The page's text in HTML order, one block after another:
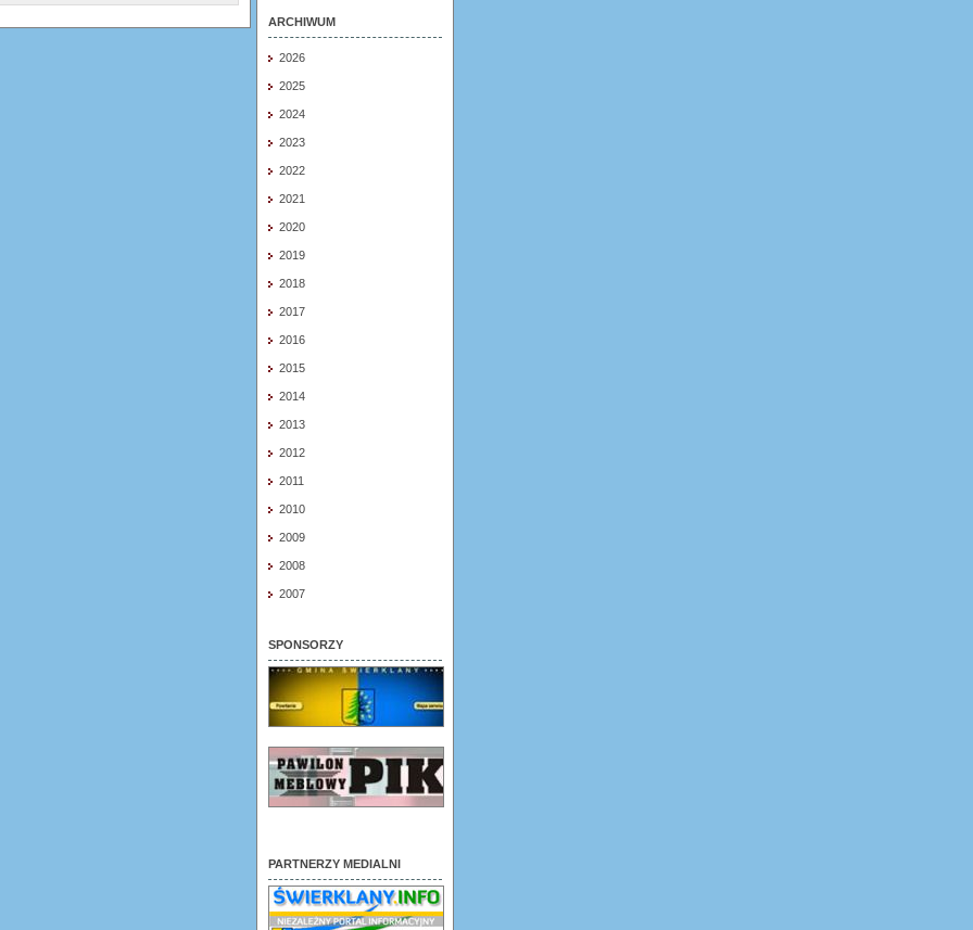
ARCHIWUM
2026
2025
2024
2023
2022
2021
2020
2019
2018
2017
2016
2015
2014
2013
2012
2011
2010
2009
2008
2007
SPONSORZY
PARTNERZY MEDIALNI